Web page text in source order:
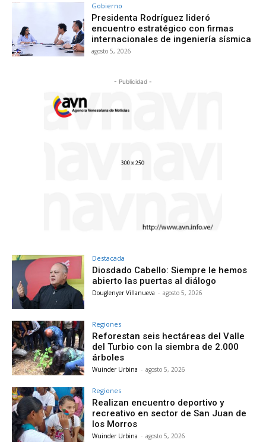
Gobierno
Presidenta Rodríguez lideró
encuentro estratégico con firmas
internacionales de ingeniería sísmica
agosto 5, 2026
- Publicidad -
Destacada
Diosdado Cabello: Siempre le hemos
abierto las puertas al diálogo
Douglenyer Villanueva - agosto 5, 2026
Regiones
Reforestan seis hectáreas del Valle
del Turbio con la siembra de 2.000
árboles
Wuinder Urbina - agosto 5, 2026
Regiones
Realizan encuentro deportivo y
recreativo en sector de San Juan de
los Morros
Wuinder Urbina - agosto 5, 2026